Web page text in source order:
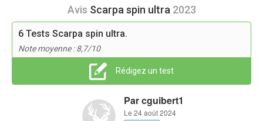
Avis Scarpa spin ultra 2023
6 Tests Scarpa spin ultra.
Note moyenne : 8,7/10
Rédigez un test
Parcguibert1
Le 24 août 2024